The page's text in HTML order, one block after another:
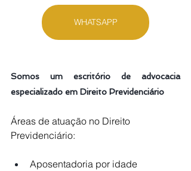
WHATSAPP
Somos um escritório de advocacia
especializado em Direito Previdenciário
Áreas de atuação no Direito
Previdenciário:
Aposentadoria por idade